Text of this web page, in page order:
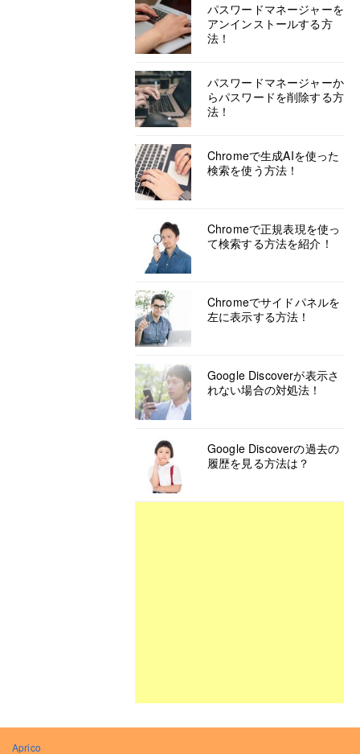
パスワードマネージャーを
アンインストールする方
法！
パスワードマネージャーか
らパスワードを削除する方
法！
Chromeで生成AIを使った
検索を使う方法！
Chromeで正規表現を使っ
て検索する方法を紹介！
Chromeでサイドパネルを
左に表示する方法！
Google Discoverが表示さ
れない場合の対処法！
Google Discoverの過去の
履歴を見る方法は？
Aprico